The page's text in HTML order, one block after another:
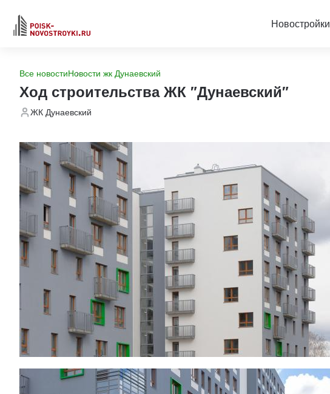
Новостройки
Все новостиНовости жк Дунаевский
Ход строительства ЖК "Дунаевский"
ЖК Дунаевский